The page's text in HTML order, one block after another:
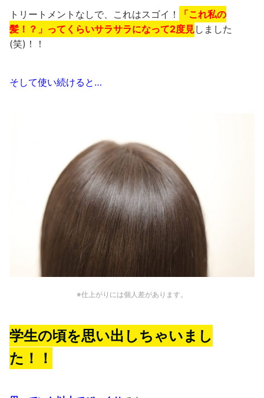
トリートメントなしで、これはスゴイ！
「これ私の
髪！？」ってくらいサラサラになって2度見しました
(笑)！！
そして使い続けると…
※仕上がりには個人差があります。
学生の頃を思い出しちゃいまし
た！！